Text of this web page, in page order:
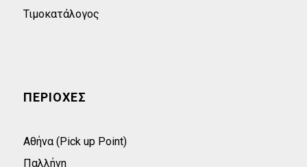
Τιμοκατάλογος
ΠΕΡΙΟΧΕΣ
Αθήνα (Pick up Point)
Παλλήνη